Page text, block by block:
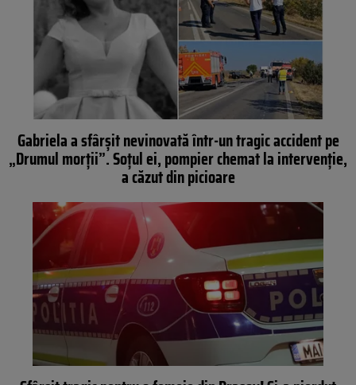
Gabriela a sfârșit nevinovată într-un tragic accident pe
„Drumul morții”. Soțul ei, pompier chemat la intervenție,
a căzut din picioare